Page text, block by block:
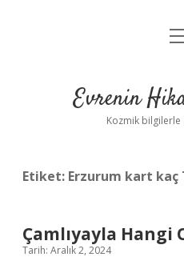
Yasal
Evrenin
Kozmik bilgilerle
Etiket: Erzurum kart kaç
Çamlıyayla Hangi
Tarih: Aralık 2, 2024